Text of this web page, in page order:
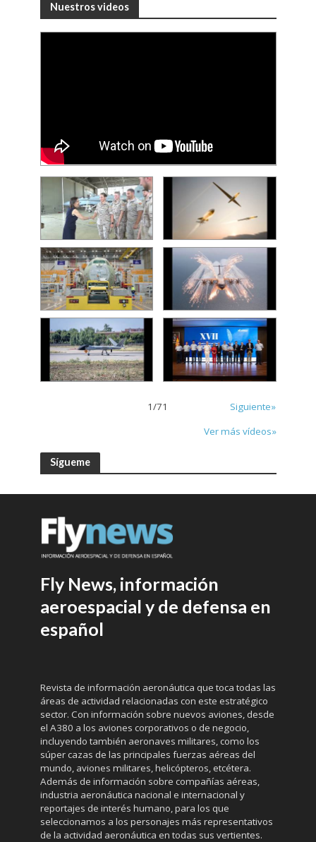
Nuestros videos
1/71
Siguiente»
Ver más vídeos»
Sígueme
Fly News, información
aeroespacial y de defensa en
español
Revista de información aeronáutica que toca todas las
áreas de actividad relacionadas con este estratégico
sector. Con información sobre nuevos aviones, desde
el A380 a los aviones corporativos o de negocio,
incluyendo también aeronaves militares, como los
súper cazas de las principales fuerzas aéreas del
mundo, aviones militares, helicópteros, etcétera.
Además de información sobre compañías aéreas,
industria aeronáutica nacional e internacional y
reportajes de interés humano, para los que
seleccionamos a los personajes más representativos
de la actividad aeronáutica en todas sus vertientes.